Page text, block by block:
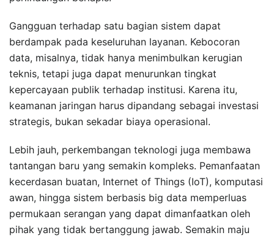
Gangguan terhadap satu bagian sistem dapat
berdampak pada keseluruhan layanan. Kebocoran
data, misalnya, tidak hanya menimbulkan kerugian
teknis, tetapi juga dapat menurunkan tingkat
kepercayaan publik terhadap institusi. Karena itu,
keamanan jaringan harus dipandang sebagai investasi
strategis, bukan sekadar biaya operasional.
Lebih jauh, perkembangan teknologi juga membawa
tantangan baru yang semakin kompleks. Pemanfaatan
kecerdasan buatan, Internet of Things (IoT), komputasi
awan, hingga sistem berbasis big data memperluas
permukaan serangan yang dapat dimanfaatkan oleh
pihak yang tidak bertanggung jawab. Semakin maju